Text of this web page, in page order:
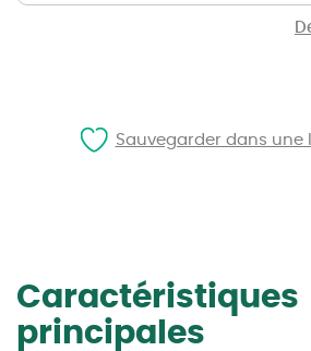
Caractéristiques
principales
Sauvegarder dans une